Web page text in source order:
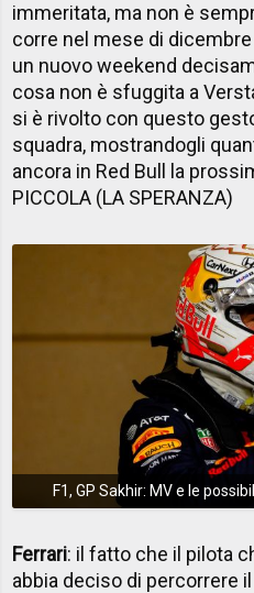
immeritata, ma non è
corre nel mese di
un nuovo weekend
cosa non è sfuggita a
si è rivolto con questo
squadra, mostrandogli
ancora in Red Bull la
PICCOLA (LA SPERANZA)
F1, GP Sakhir: MV e le
Ferrari: il fatto che il pilota
abbia deciso di percorrere